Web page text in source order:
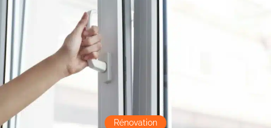
Contact
Mode sombre
Rénovation